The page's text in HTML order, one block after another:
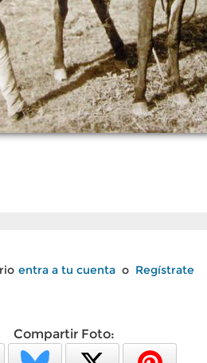
entra a tu cuenta o Regístrate
Compartir Foto: